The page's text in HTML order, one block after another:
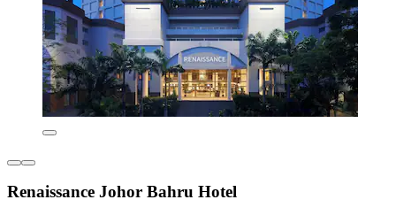
Renaissance Johor Bahru Hotel